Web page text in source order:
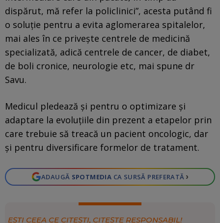
dispărut, mă refer la policlinici”, acesta putând fi
o soluție pentru a evita aglomerarea spitalelor,
mai ales în ce priveşte centrele de medicină
specializată, adică centrele de cancer, de diabet,
de boli cronice, neurologie etc, mai spune dr
Savu.
Medicul pledează și pentru o optimizare și
adaptare la evoluțiile din prezent a etapelor prin
care trebuie să treacă un pacient oncologic, dar
și pentru diversificare formelor de tratament.
ADAUGĂ SPOTMEDIA CA SURSĂ PREFERATĂ ›
EȘTI CEEA CE CITEȘTI, CITEȘTE RESPONSABIL!